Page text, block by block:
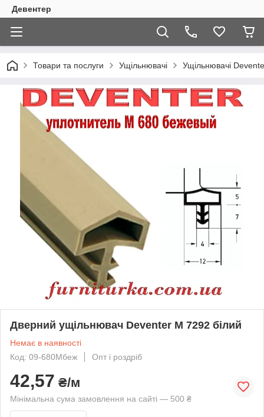
Девентер
Товари та послуги Ущільнювачі Ущільнювачі
Дверний ущільнювач Deventer М 7292 білий
Немає в наявності
Код: 09-680Мбеж
Опт і роздріб
42,57 ₴/м
Мінімальна сума замовлення на сайті — 500 ₴